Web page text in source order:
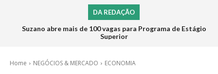
DA REDAÇÃO
Suzano abre mais de 100 vagas para Programa de Estágio
Superior
Home NEGÓCIOS & MERCADO ECONOMIA